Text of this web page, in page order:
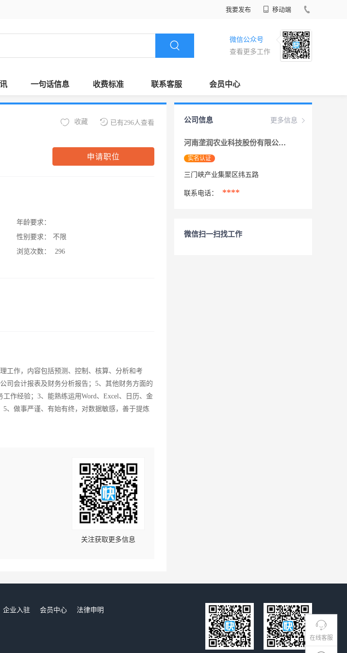
我要发布 移动端
微信公众号
查看更多工作
一句话信息 收费标准 联系客服 会员中心
在线客服
已有296人查看
收藏
申请职位
年龄要求：
性别要求：
不限
浏览次数：
296
工作，内容包括预测、控制、核算、分析和考
司会计报表及财务分析报告；5、其他财务方面的
作经验；3、能熟练运用Word、Excel、日历、金
、做事严谨、有始有终，对数据敏感，善于提炼
关注获取更多信息
更多信息
公司信息
河南垄润农业科技股份有限公司
实名认证
三门峡产业集聚区纬五路
联系电话： ****
微信扫一扫找工作
企业入驻 会员中心
法律申明